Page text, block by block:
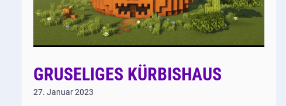
GRUSELIGES KÜRBISHAUS
27. Januar 2023